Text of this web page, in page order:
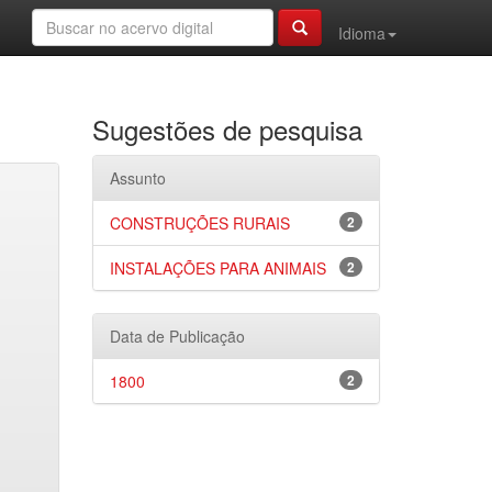
Idioma
Sugestões de pesquisa
Assunto
2
CONSTRUÇÕES RURAIS
2
INSTALAÇÕES PARA ANIMAIS
Data de Publicação
2
1800